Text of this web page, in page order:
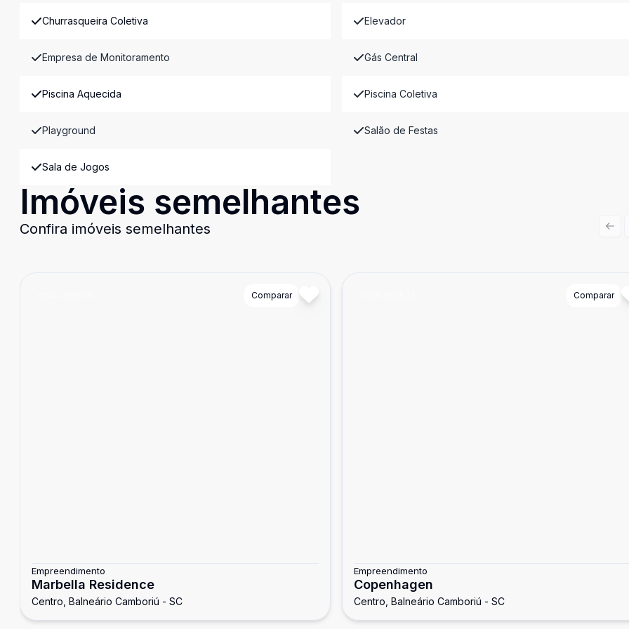
Churrasqueira Coletiva Elevador
Empresa de Monitoramento Gás Central
Piscina Aquecida Piscina Coletiva
Playground Salão de Festas
Sala de Jogos
Imóveis semelhantes
Confira imóveis semelhantes
Comparar
Empreendimento
Marbella Residence
Centro, Balneário Camboriú - SC
Comparar
Empreendimento
Copenhagen
Centro, Balneário Camboriú - SC